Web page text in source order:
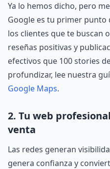
Ya lo hemos dicho, pero
Google es tu primer punto
los clientes que te buscan
reseñas positivas y
efectivos que 100 stories
profundizar, lee nuestra
Google Maps.
2. Tu web
venta
Las redes generan
genera confianza y